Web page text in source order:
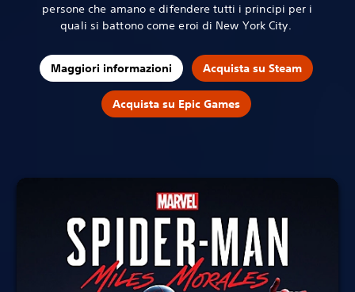
persone che amano e difendere tutti i principi per i
quali si battono come eroi di New York City.
Maggiori informazioni Acquista su Steam
Acquista su Epic Games